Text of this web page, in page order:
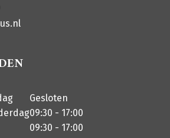
Gesloten
09:30 - 17:00
09:30 - 17:00